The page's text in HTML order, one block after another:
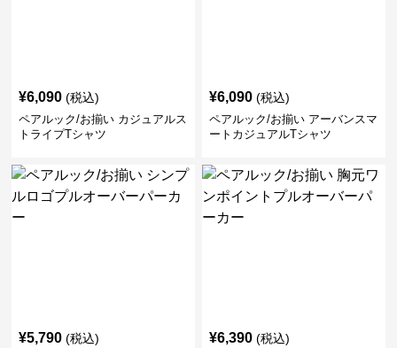
¥6,090 (税込)
ペアルック/お揃い カジュアルス
トライプTシャツ
¥6,090 (税込)
ペアルック/お揃い アーバンスマ
ートカジュアルTシャツ
¥5,790 (税込) ¥6,390 (税込)